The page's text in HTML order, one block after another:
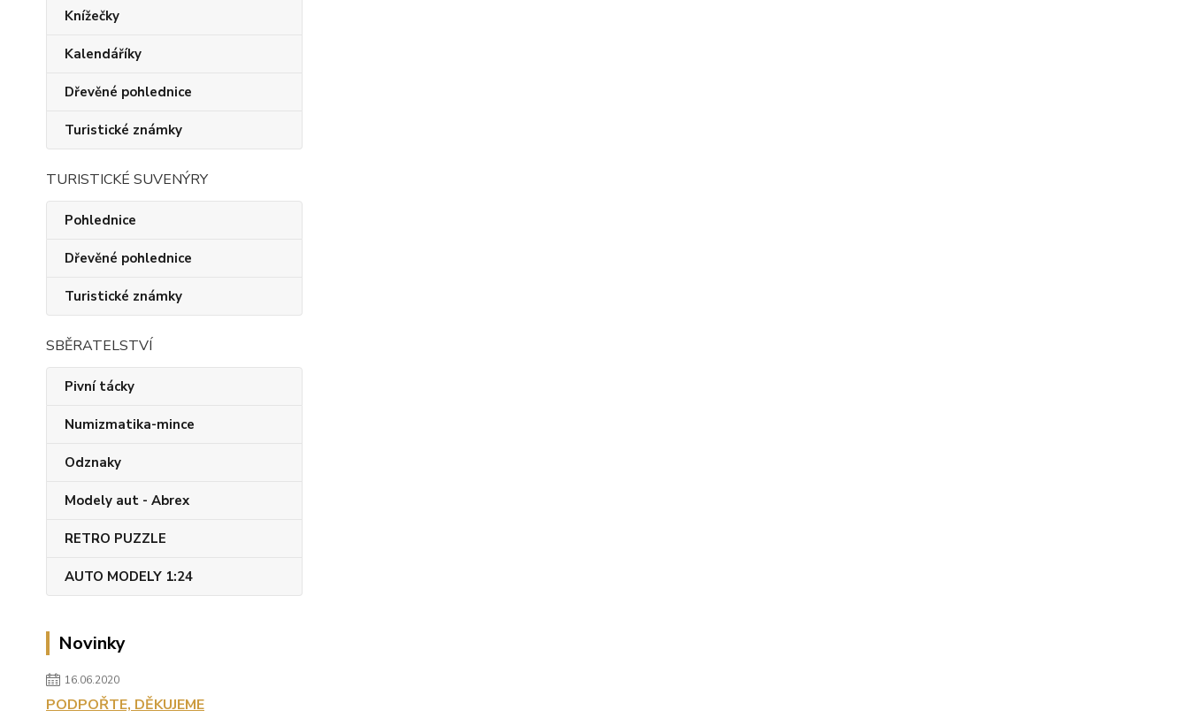
Knížečky
Kalendáříky
Dřevěné pohlednice
Turistické známky
TURISTICKÉ SUVENÝRY
Pohlednice
Dřevěné pohlednice
Turistické známky
SBĚRATELSTVÍ
Pivní tácky
Numizmatika-mince
Odznaky
Modely aut - Abrex
RETRO PUZZLE
AUTO MODELY 1:24
Novinky
16.06.2020
PODPOŘTE, DĚKUJEME